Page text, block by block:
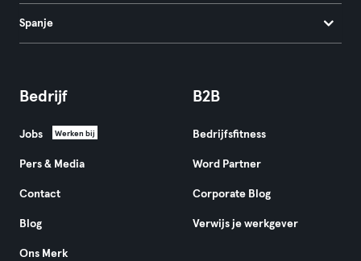
Spanje
Bedrijf
Jobs Werken bij
Pers & Media
Contact
Blog
Ons Merk
B2B
Bedrijfsfitness
Word Partner
Corporate Blog
Verwijs je werkgever